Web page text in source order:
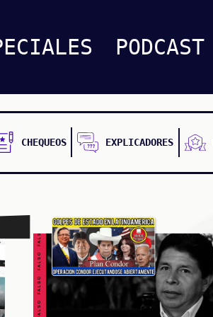
PODCAST
CHEQUEOS EXPLICADORES
FALSO FALSO FALSO FALSO FALSO FALSO FALSO